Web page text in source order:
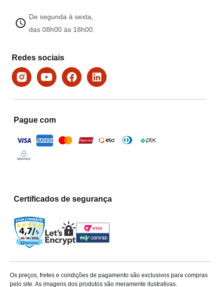
De segunda à sexta,
das 08h00 às 18h00.
Redes sociais
Pague com
Certificados de segurança
Os preços, fretes e condições de pagamento são exclusivos para compras
pelo site. As imagens dos produtos são meramente ilustrativas.